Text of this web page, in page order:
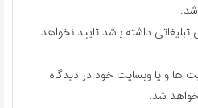
شد.
داشته باشد تایید نخواهد
ها و یا وبسایت خود در دیدگاه
شد.